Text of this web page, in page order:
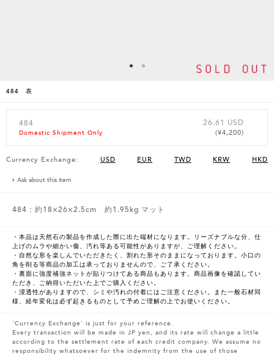
484 表
484
Domestic Shipment Only
26.61 USD
(¥4,200)
Currency Exchange: USD EUR TWD KRW HKD
Ask about this item
484：約18×26×2.5cm 約1.95kg マット
・本品は天然石の製品を作成した際に出た端材になります。リーズナブルな分、仕
上げのムラや細かい傷、汚れ等ある可能性がありますが、ご理解ください。
・自然な形を楽しんでいただきたく、割れた形そのままになっております。小口の
角を削る等商品の加工は承っておりませんので、ご了承ください。
・裏面に強度補強ネットが貼りつけてある商品もあります。商品画像を確認してい
ただき、ご納得いただいた上でご購入ください。
・浸透性がありますので、シミや汚れの付着にはご注意ください。また一般石材同
様、経年変化は必ず起きるものとして予めご理解の上でお使いください。
'Currency Exchange' is just for your reference.
Every transaction will be made in JP yen, and its rate will change a little
according to the settlement rate of each credit company. We assume no
responsibility whatsoever for the indemnity from the use of those